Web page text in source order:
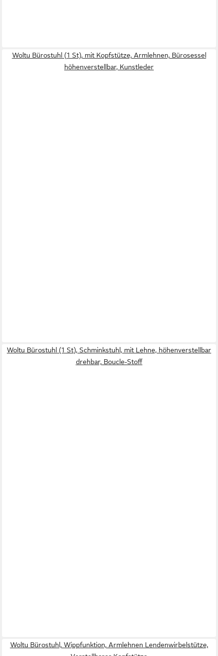
Woltu Bürostuhl (1 St), mit Kopfstütze, Armlehnen, Bürosessel
höhenverstellbar, Kunstleder
Woltu Bürostuhl (1 St), Schminkstuhl, mit Lehne, höhenverstellbar
drehbar, Boucle-Stoff
Woltu Bürostuhl, Wippfunktion, Armlehnen Lendenwirbelstütze,